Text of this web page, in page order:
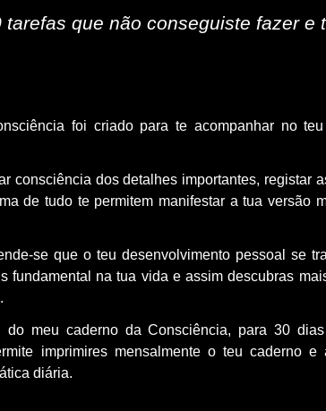
que não conseguiste fazer e
foi criado para te acompanhar no
consciência dos detalhes importantes, registar
de tudo te permitem manifestar a tua versão
se que o teu desenvolvimento pessoal se
fundamental na tua vida e assim descubras
do meu caderno da Consciência, para 30
imprimires mensalmente o teu caderno e
diária.